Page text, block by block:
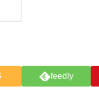
feedly